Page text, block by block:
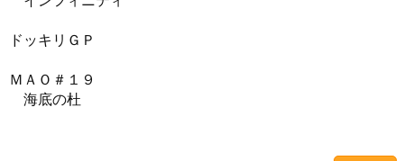
ドッキリＧＰ
ＭＡＯ＃１９
海底の杜